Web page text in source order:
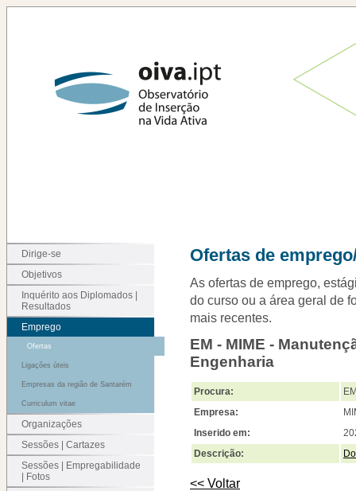
Dirige-se
Objetivos
Inquérito aos Diplomados |
Resultados
Emprego
Ofertas
Ligações úteis
Empresas da região de Santarém
Curriculum vitae
Organizações
Sessões | Cartazes
Sessões | Empregabilidade
| Fotos
Ofertas de
As ofertas de emprego,
do curso ou a área geral de
mais recentes.
EM - MIME -
Engenharia
Procura:
Empresa:
Inserido em:
Descrição:
<< Voltar